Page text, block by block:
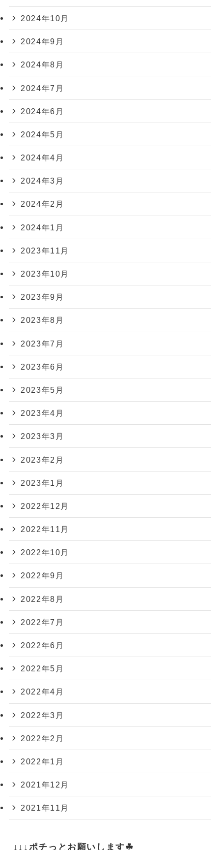
2024年10月
2024年9月
2024年8月
2024年7月
2024年6月
2024年5月
2024年4月
2024年3月
2024年2月
2024年1月
2023年11月
2023年10月
2023年9月
2023年8月
2023年7月
2023年6月
2023年5月
2023年4月
2023年3月
2023年2月
2023年1月
2022年12月
2022年11月
2022年10月
2022年9月
2022年8月
2022年7月
2022年6月
2022年5月
2022年4月
2022年3月
2022年2月
2022年1月
2021年12月
2021年11月
↓↓↓ポチっとお願いします☘